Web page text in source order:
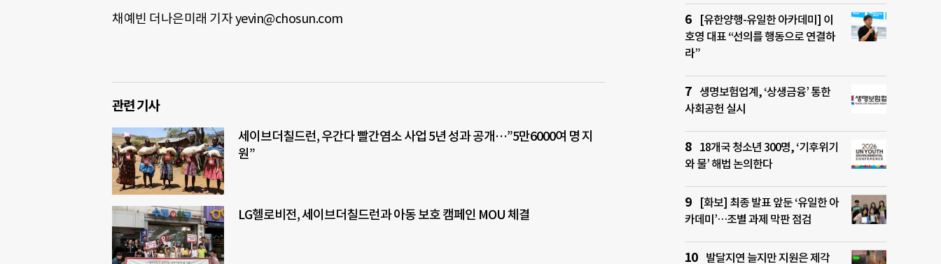
채예빈 더나은미래 기자 yevin@chosun.com
관련 기사
세이브더칠드런, 우간다 빨간염소 사업 5년 성과 공개…”5만6000여 명 지
원”
LG헬로비전, 세이브더칠드런과 아동 보호 캠페인 MOU 체결
[유한양행-유일한 아카데미] 이
호영 대표 “선의를 행동으로 연결하
라”
생명보험업계, ‘상생금융’ 통한
사회공헌 실시
18개국 청소년 300명, ‘기후위기
와 물’ 해법 논의한다
[화보] 최종 발표 앞둔 ‘유일한 아
카데미’…조별 과제 막판 점검
발달지연 늘지만 지원은 제각